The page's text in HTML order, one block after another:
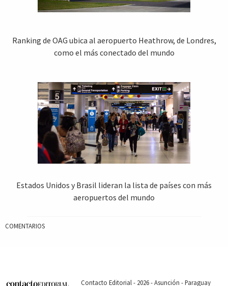
Ranking de OAG ubica al aeropuerto Heathrow, de Londres,
como el más conectado del mundo
Estados Unidos y Brasil lideran la lista de países con más
aeropuertos del mundo
COMENTARIOS
Contacto Editorial - 2026 - Asunción - Paraguay